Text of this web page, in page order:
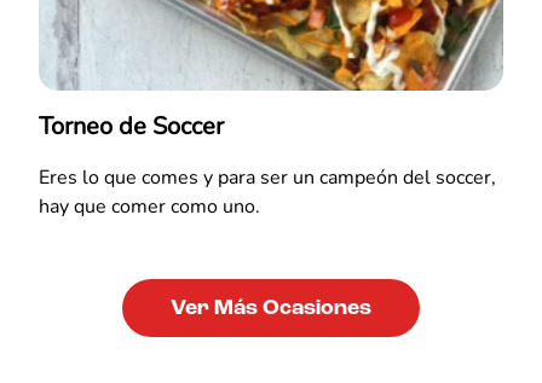
Torneo de Soccer
Eres lo que comes y para ser un campeón del soccer,
hay que comer como uno.
Ver Más Ocasiones